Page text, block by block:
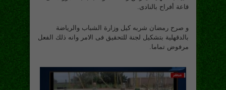
قاعة أفراح بالنادى.
و صرح رمضان شربه كيل وزارة الشباب والرياضة
بالدقهلية بتشكيل لجنة للتحقيق فى الامر وانه ذلك الفعل
مرفوض تماما.